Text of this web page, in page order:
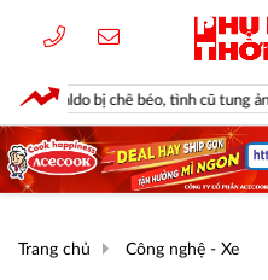
chê béo, tình cũ tung ảnh khoe body
Trang chủ Công nghệ - Xe